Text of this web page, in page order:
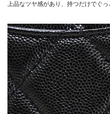
上品なツヤ感があり、持つだけでぐっ